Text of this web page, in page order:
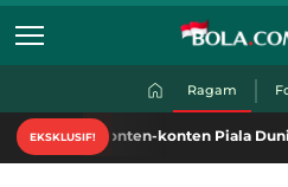
Ragam
EKSKLUSIF!
konten Piala Dunia 2026